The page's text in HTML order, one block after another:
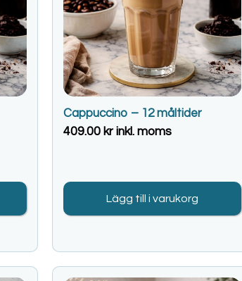
Cappuccino – 12 måltider
409.00 krinkl. moms
Lägg till i varukorg